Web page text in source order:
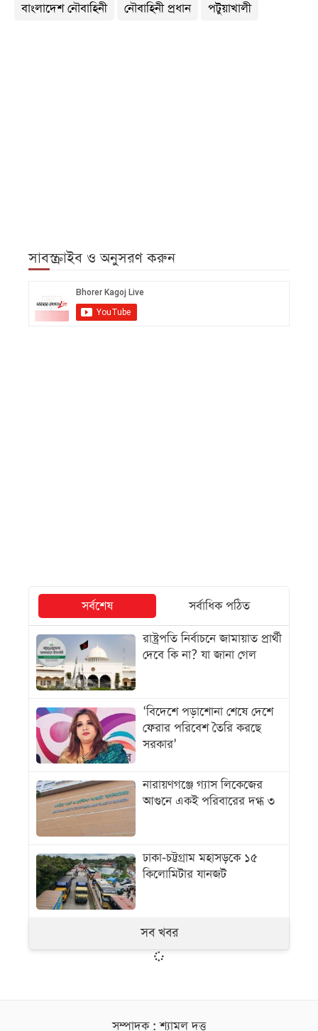
বাংলাদেশ নৌবাহিনী নৌবাহিনী প্রধান পটুয়াখালী
সাবস্ক্রাইব ও অনুসরণ করুন
সর্বশেষ
সর্বাধিক পঠিত
রাষ্ট্রপতি নির্বাচনে জামায়াত প্রার্থী
দেবে কি না? যা জানা গেল
‘বিদেশে পড়াশোনা শেষে দেশে
ফেরার পরিবেশ তৈরি করছে
সরকার’
নারায়ণগঞ্জে গ্যাস লিকেজের
আগুনে একই পরিবারের দগ্ধ ৩
ঢাকা-চট্টগ্রাম মহাসড়কে ১৫
কিলোমিটার যানজট
সব খবর
সম্পাদক : শ্যামল দত্ত